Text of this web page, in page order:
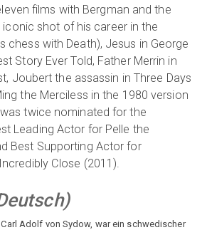
films with Bergman and the
shot of his career in the
chess with Death), Jesus in George
Story Ever Told, Father Merrin in
Joubert the assassin in Three Days
the Merciless in the 1980 version
twice nominated for the
Leading Actor for Pelle the
Best Supporting Actor for
Close (2011).
)
Adolf von Sydow, war ein schwedischer